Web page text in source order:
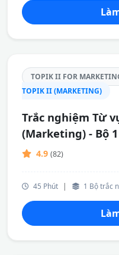
TOPIK II FOR
TOPIK II (MARKETING)
Trắc nghiệm Từ
(Marketing) - Bộ
4.9 (82)
45 Phút | 1 Bộ trắc